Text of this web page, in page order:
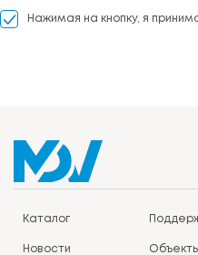
Нажимая на кнопку, я
Каталог
Новости